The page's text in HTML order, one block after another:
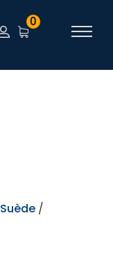
0
Suède /